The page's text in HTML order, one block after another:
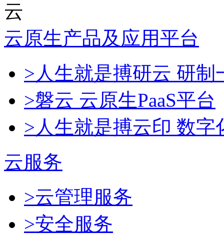
云
云原生产品及应用平台
>人生就是搏研云 研
>磐云 云原生PaaS平台
>人生就是搏云印 数字
云服务
>云管理服务
>安全服务